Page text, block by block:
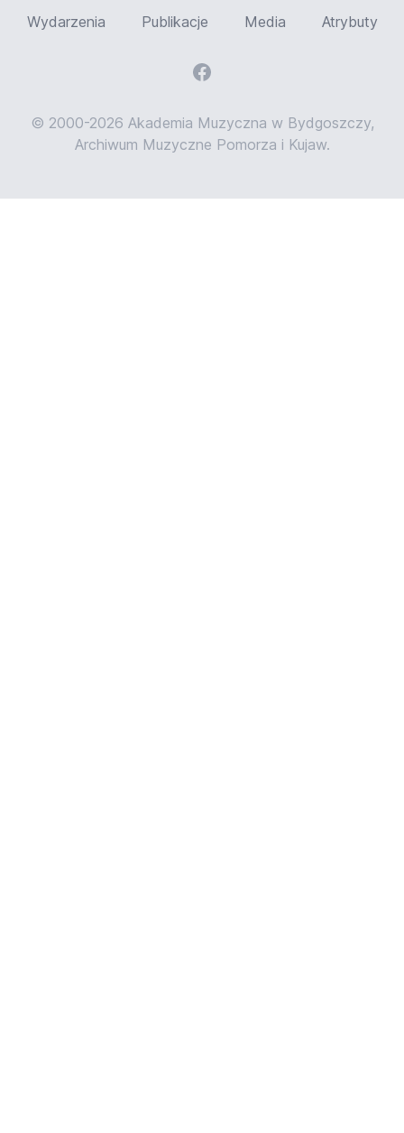
Wydarzenia Publikacje Media Atrybuty
© 2000-2026 Akademia Muzyczna w Bydgoszczy,
Archiwum Muzyczne Pomorza i Kujaw.